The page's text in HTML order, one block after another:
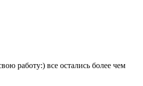
работу:) все остались более чем